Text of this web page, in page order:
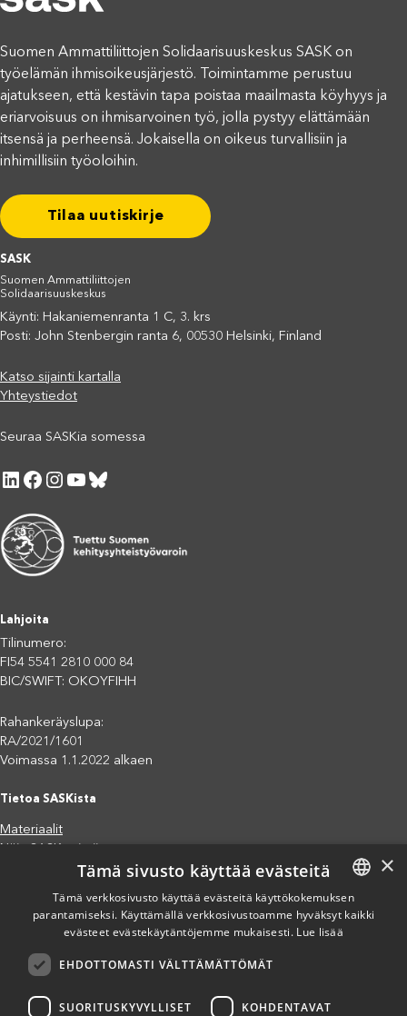
Suomen Ammattiliittojen Solidaarisuuskeskus SASK on
työelämän ihmisoikeusjärjestö. Toimintamme perustuu
ajatukseen, että kestävin tapa poistaa maailmasta köyhyys ja
eriarvoisuus on ihmisarvoinen työ, jolla pystyy elättämään
itsensä ja perheensä. Jokaisella on oikeus turvallisiin ja
inhimillisiin työoloihin.
Tilaa uutiskirje
SASK
Suomen Ammattiliittojen
Solidaarisuuskeskus
Käynti: Hakaniemenranta 1 C, 3. krs
Posti: John Stenbergin ranta 6, 00530 Helsinki, Finland
Katso sijainti kartalla
Yhteystiedot
Seuraa SASKia somessa
LinkedIn Facebook Instagram YouTube Bluesky
Lahjoita
Tilinumero:
FI54 5541 2810 000 84
BIC/SWIFT: OKOYFIHH
Rahankeräyslupa:
RA/2021/1601
Voimassa 1.1.2022 alkaen
Tietoa SASKista
Materiaalit
Jäsenjärjestöt
Saavutettavuusseloste
Tietosuojaseloste
Eettiset periaatteet (pdf)
Lahjoita
Osallistu
FINNISH
×
Tämä sivusto käyttää evästeitä
Tämä verkkosivusto käyttää evästeitä käyttökokemuksen
parantamiseksi. Käyttämällä verkkosivustoamme hyväksyt kaikki
evästeet evästekäytäntöjemme mukaisesti. Lue lisää
EHDOTTOMASTI VÄLTTÄMÄTTÖMÄT
SUORITUSKYVYLLISET KOHDENTAVAT